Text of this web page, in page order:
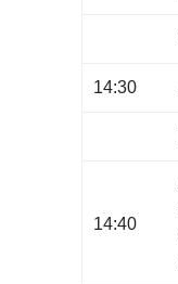
14:30
14:40